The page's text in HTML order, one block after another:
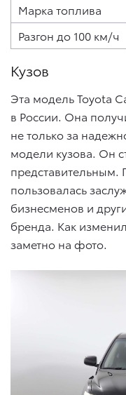
Марка топлива
Разгон до 100 км/ч
Кузов
Эта модель Toyota
в России. Она
не только за
модели кузова. Он
представительным.
пользовалась
бизнесменов и
бренда. Как
заметно на фото.